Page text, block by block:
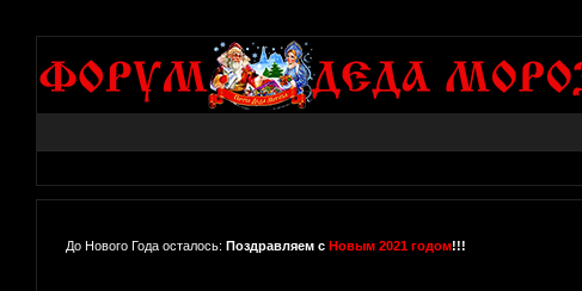
До Нового Года осталось: Поздравляем с Новым 2021 годом!!!